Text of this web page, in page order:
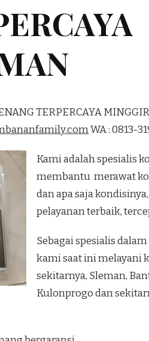
TERPERCAYA
WA : 0813-
Kami adalah spesialis
membantu merawat
dan apa saja
pelayanan terbaik,
Sebagai spesialis
kami saat ini melayani
sekitarnya, Sleman,
Kulonprogo dan